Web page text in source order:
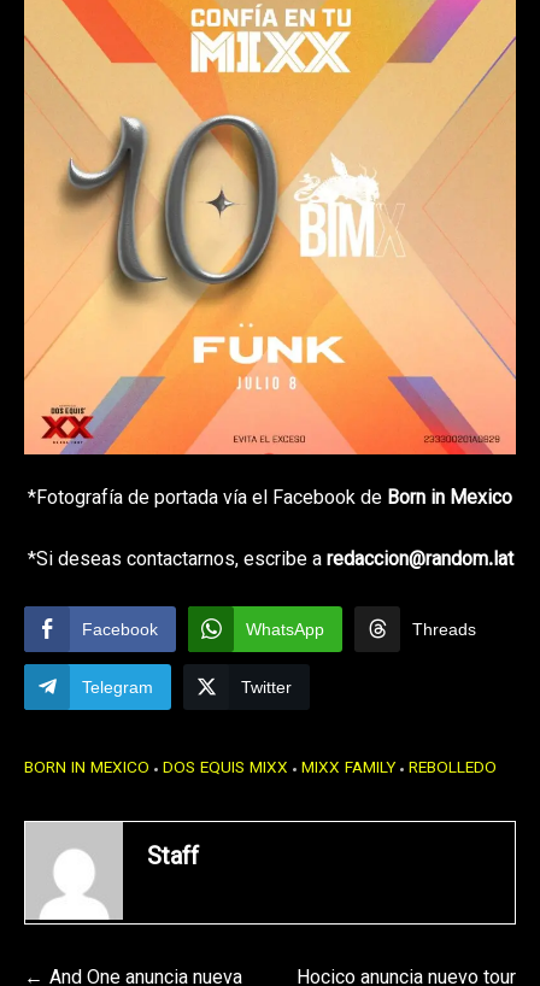
*Fotografía de portada vía el Facebook de Born in Mexico
*Si deseas contactarnos, escribe aredaccion@random.lat
Facebook WhatsApp Threads
Telegram Twitter
BORN IN MEXICO DOS EQUIS MIXX MIXX FAMILY REBOLLEDO
Staff
And One anuncia nueva Hocico anuncia nuevo tour